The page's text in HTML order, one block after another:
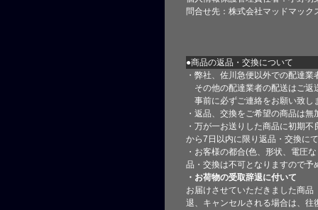
問合せ先：株式会社マッドマック
●商品の返品・交換について
・弊社、佐川急便以外での配達
その他の配達業者の配送はご返
事前に必ずご連絡をお願い致し
・返品、交換をご希望の商品は
・万が一お送りした商品に初期
から7日以内に限り返品・交換に
・お客様の都合(色、形状、電圧
品・交換は不可となりますので予
・お荷物の受取辞退に付いて
お届けさせていただきました商
退、キャンセルされる場合は、往